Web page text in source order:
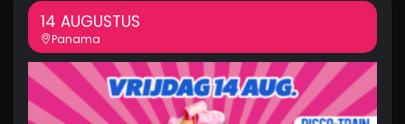
14 AUGUSTUS
Panama